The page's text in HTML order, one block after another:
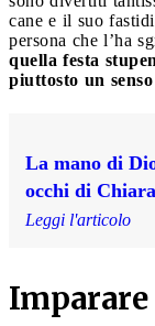
cane e il suo
persona che l’ha
quella festa
piuttosto un
La mano di
occhi di
Leggi l'articolo